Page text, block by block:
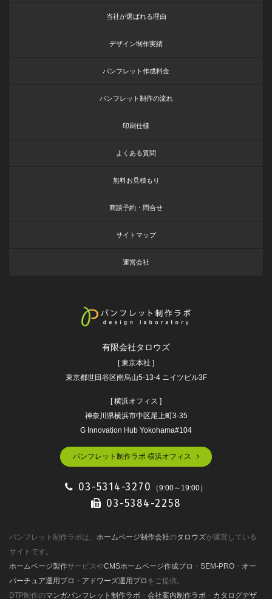
当社が選ばれる理由
デザイン制作実績
パンフレット作成料金
パンフレット制作の流れ
印刷仕様
よくある質問
無料お見積もり
商談予約・問合せ
サイトマップ
運営会社
有限会社タロウズ
[ 東京本社 ]
東京都世田谷区南烏山5-13-4 ニイツビル3F
[ 横浜オフィス ]
神奈川県横浜市中区尾上町3-35
G Innovation Hub Yokohama#104
パンフレット制作ラボ 横浜オフィス
03-5314-3270 （9:00～19:00）
03-5384-2258
パンフレット制作ラボは、 ホームページ制作会社のタロウズが運営している
サイトです。
ホームページ製作サービスやCMSホームページ作成プロ ・ SEM-PRO ・ オー
バーチュア運用プロ ・ アドワーズ運用プロ をご提供。
DTP制作のマンガパンフレット制作ラボ ・ 会社案内制作ラボ ・ カタログデザ